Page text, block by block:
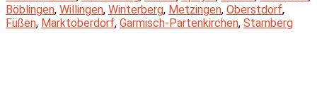
Böblingen, Willingen, Winterberg, Metzingen, Oberstdorf,
Füßen, Marktoberdorf, Garmisch-Partenkirchen, Starnberg